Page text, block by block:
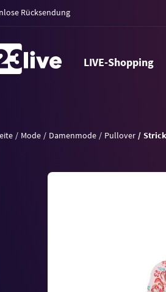
Rücksendung
LIVE-Shopping
Mode Damenmode Pullover